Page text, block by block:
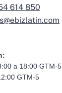
614 850
a 18:00 GTM-5
GTM-5